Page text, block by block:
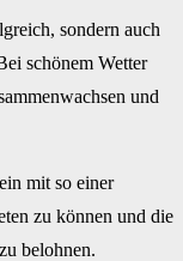
sondern auch
schönem Wetter
und
mit so einer
zu können und die
belohnen.